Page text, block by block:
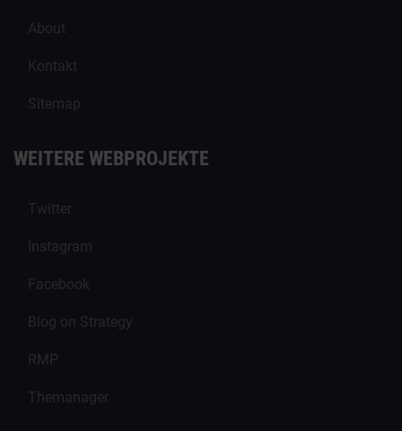
About
Kontakt
Sitemap
WEITERE WEBPROJEKTE
Twitter
Instagram
Facebook
Blog on Strategy
RMP
Themanager